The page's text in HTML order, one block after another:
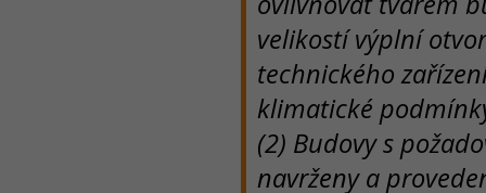
velikostí výplní
technického
klimatické
(2) Budovy s
navrženy a